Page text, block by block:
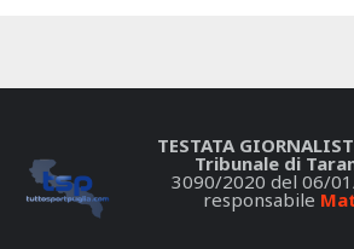
TESTATA
Tribunale di
3090/2020 del 06/
responsabile